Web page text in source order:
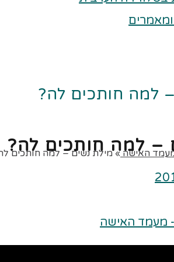
למה חותכים לה?
מעמד האישה » מילת נשים – למה חותכים
– למה חותכים לה?
- מעמד האישה